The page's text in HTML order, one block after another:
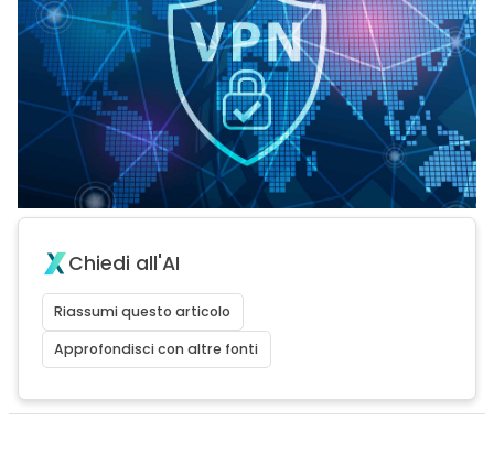
Chiedi all'AI
Riassumi questo articolo
Approfondisci con altre fonti